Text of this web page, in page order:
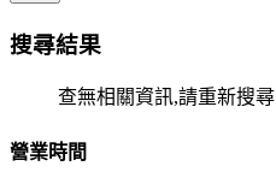
搜尋結果
查無相關資訊,請重新搜尋
營業時間